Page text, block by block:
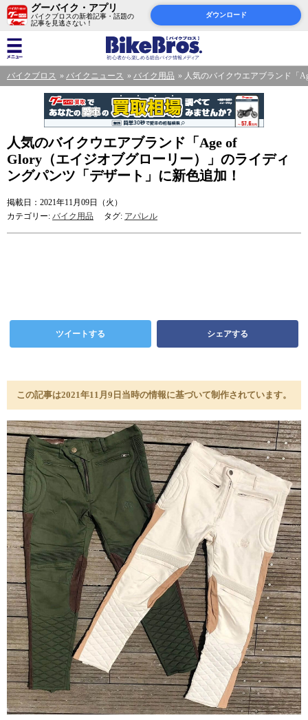
グーバイク・アプリ
バイクブロスの新着記事・話題の
記事を見逃さない！
ダウンロード
バイクブロス バイクニュース バイク用品 人気のバイクウエアブランド「
人気のバイクウエアブランド「Age of
Glory（エイジオブグローリー）」のライディ
ングパンツ「デザート」に新色追加！
掲載日：2021年11月09日（火）
カテゴリー: バイク用品 タグ: アパレル
ツイートする シェアする
この記事は2021年11月9日当時の情報に基づいて制作されています。